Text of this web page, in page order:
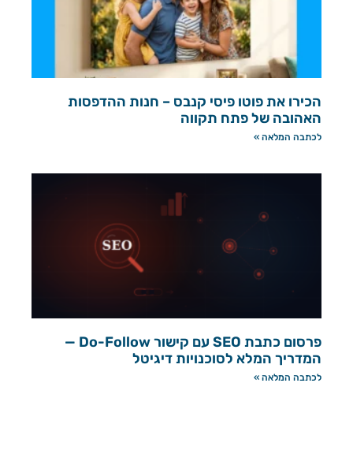
הכירו את פוטו פיסי קנבס – חנות ההדפסות
האהובה של פתח תקווה
לכתבה המלאה »
פרסום כתבת SEO עם קישור Do-Follow —
המדריך המלא לסוכנויות דיגיטל
לכתבה המלאה »